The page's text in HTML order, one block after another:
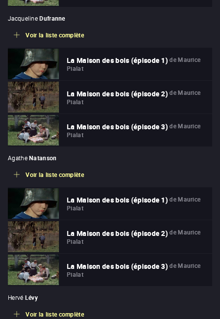
Jacqueline Dufranne
Voir la liste complète
La Maison des bois (épisode 1) de Maurice
Pialat
La Maison des bois (épisode 2) de Maurice
Pialat
La Maison des bois (épisode 3) de Maurice
Pialat
Agathe Natanson
Voir la liste complète
La Maison des bois (épisode 1) de Maurice
Pialat
La Maison des bois (épisode 2) de Maurice
Pialat
La Maison des bois (épisode 3) de Maurice
Pialat
Hervé Lévy
Voir la liste complète